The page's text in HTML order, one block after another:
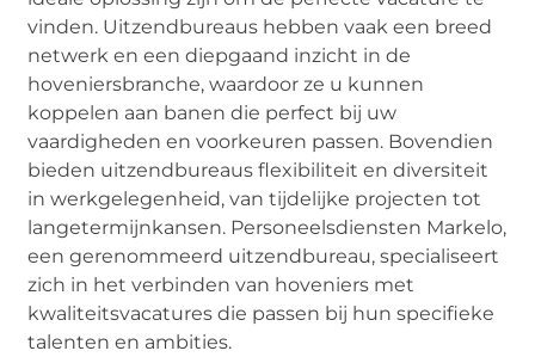
vinden. Uitzendbureaus hebben vaak een breed
netwerk en een diepgaand inzicht in de
hoveniersbranche, waardoor ze u kunnen
koppelen aan banen die perfect bij uw
vaardigheden en voorkeuren passen. Bovendien
bieden uitzendbureaus flexibiliteit en diversiteit
in werkgelegenheid, van tijdelijke projecten tot
langetermijnkansen. Personeelsdiensten Markelo,
een gerenommeerd uitzendbureau, specialiseert
zich in het verbinden van hoveniers met
kwaliteitsvacatures die passen bij hun specifieke
talenten en ambities.